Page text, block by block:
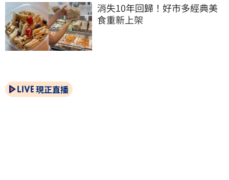
消失10年回歸！好市多經典美
食重新上架
現正直播